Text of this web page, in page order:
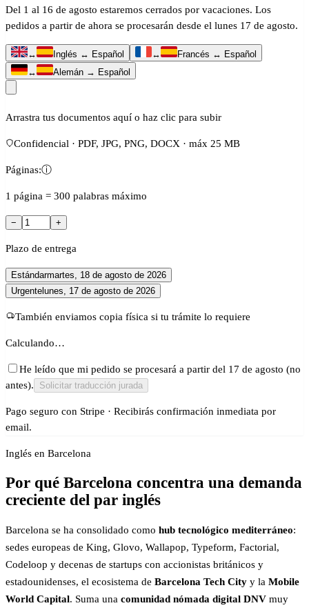
Del 1 al 16 de agosto estaremos cerrados por vacaciones. Los
pedidos a partir de ahora se procesarán desde el lunes 17 de agosto.
↔ Inglés ↔ Español ↔
Francés ↔ Español
↔
Alemán → Español
Arrastra tus documentos aquí o haz clic para subir
Confidencial · PDF, JPG, PNG, DOCX · máx 25 MB
Páginas:ⓘ
1 página = 300 palabras máximo
− +
Plazo de entrega
Estándarmartes, 18 de agosto de 2026
Urgentelunes, 17 de agosto de 2026
También enviamos copia física si tu trámite lo requiere
Calculando…
He leído que mi pedido se procesará a partir del 17 de agosto (no
antes).
Solicitar traducción jurada
Pago seguro con Stripe · Recibirás confirmación inmediata por
email.
Inglés en Barcelona
Por qué Barcelona concentra una demanda
creciente del par inglés
Barcelona se ha consolidado como hub tecnológico mediterráneo:
sedes europeas de King, Glovo, Wallapop, Typeform, Factorial,
Codeloop y decenas de startups con accionistas británicos y
estadounidenses, el ecosistema de Barcelona Tech City y la Mobile
World Capital. Suma una comunidad nómada digital DNV muy